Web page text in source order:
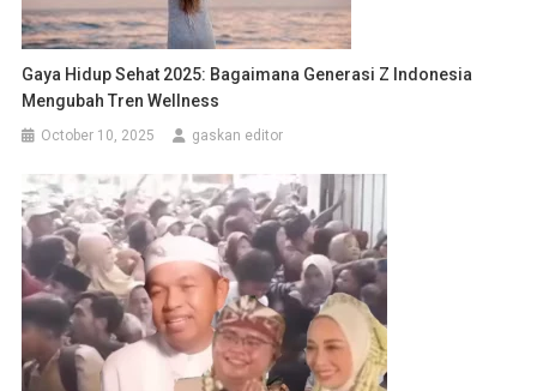
Gaya Hidup Sehat 2025: Bagaimana Generasi Z Indonesia
Mengubah Tren Wellness
October 10, 2025 gaskan editor